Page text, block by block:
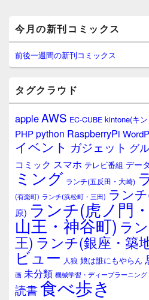
イ
ン
サ
イ
ウ
ィ
ジ
ェ
ア
今月の新刊コミックス
前後一週間の新刊コミックス
タグクラウド
appleAWS EC-CUBE kintone(キ
PHPpython RaspberryPi
イベント ガジェット グ
コミック スマホ テレビ番組 デー
ミング ランチ(五反田・大崎)
(有楽町) ランチ(浜松町・三田) ラン
原) ランチ(虎ノ門
山王・神谷町) ラ
王) ランチ(銀座・築
ビュー 人狼 娘は誰にもやらん
画 未分類 機械学習・ディープラーニング
読書食べ歩き